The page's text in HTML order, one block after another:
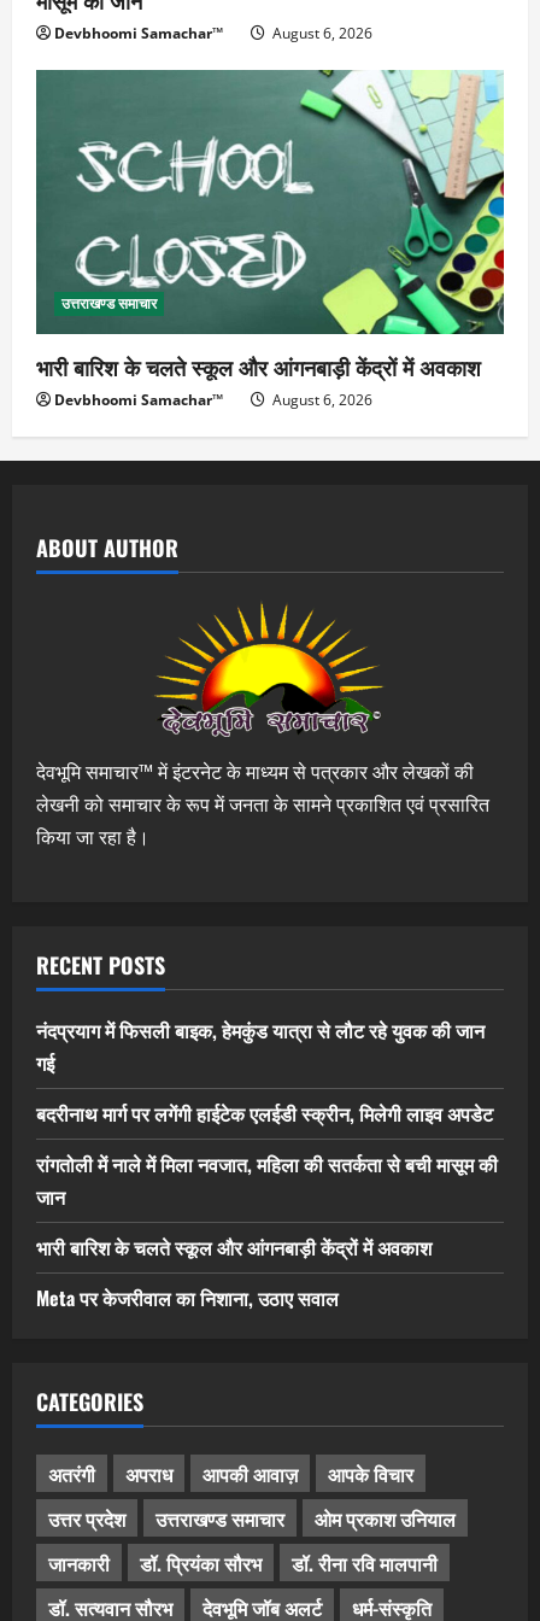
Devbhoomi Samachar™ August 6, 2026
उत्तराखण्ड समाचार
भारी बारिश के चलते स्कूल और आंगनबाड़ी केंद्रों में अवकाश
Devbhoomi Samachar™ August 6, 2026
ABOUT AUTHOR
देवभूमि समाचार™ में इंटरनेट के माध्यम से पत्रकार और लेखकों की
लेखनी को समाचार के रूप में जनता के सामने प्रकाशित एवं प्रसारित
किया जा रहा है।
RECENT POSTS
नंदप्रयाग में फिसली बाइक, हेमकुंड यात्रा से लौट रहे युवक की जान
गई
बदरीनाथ मार्ग पर लगेंगी हाईटेक एलईडी स्क्रीन, मिलेगी लाइव अपडेट
रांगतोली में नाले में मिला नवजात, महिला की सतर्कता से बची मासूम की
जान
भारी बारिश के चलते स्कूल और आंगनबाड़ी केंद्रों में अवकाश
Meta पर केजरीवाल का निशाना, उठाए सवाल
CATEGORIES
अतरंगी अपराध आपकी आवाज़
आपके विचार
उत्तर प्रदेश
उत्तराखण्ड समाचार
ओम प्रकाश उनियाल
जानकारी
डॉ. प्रियंका सौरभ
डॉ. रीना रवि मालपानी
डॉ. सत्यवान सौरभ
देवभूमि जॉब अलर्ट धर्म-संस्कृति